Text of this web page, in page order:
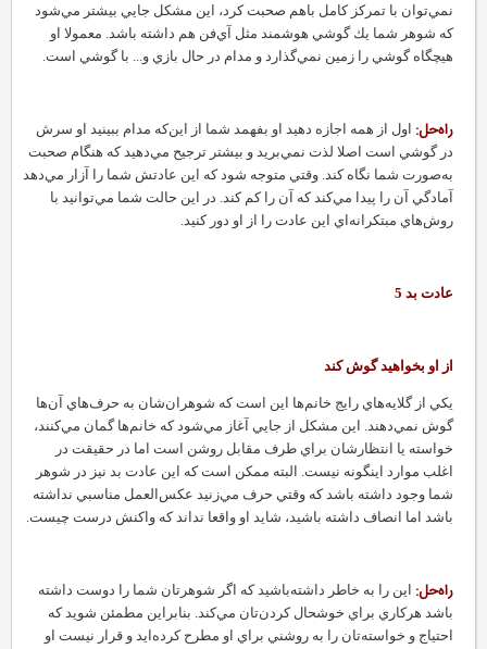
نمي‌توان با تمركز كامل باهم صحبت كرد، اين مشكل جايي بيشتر مي‌شود
كه شوهر شما يك گوشي هوشمند مثل آي‌فن هم داشته باشد. معمولا او
هيچگاه گوشي را زمين نمي‌گذارد و مدام در حال بازي و...‌ با گوشي است.
راه‌حل:اول از همه اجازه دهيد او بفهمد شما از اين‌كه مدام ببينيد او سرش
در گوشي است اصلا لذت نمي‌بريد و بيشتر ترجيح مي‌دهيد كه هنگام صحبت
به‌صورت شما نگاه كند.‌ وقتي متوجه شود كه اين عادتش شما را آزار مي‌دهد
آمادگي آن را پيدا مي‌كند كه آن را كم كند. در اين حالت شما مي‌توانيد‌ با
روش‌هاي مبتكرانه‌اي اين عادت را از او دور كنيد.‌
عادت بد 5
از او بخواهيد گوش كند
يكي از گلايه‌هاي رايج خانم‌ها اين است كه شوهران‌شان به حرف‌هاي آن‌ها
گوش نمي‌دهند. اين مشكل از جايي آغاز مي‌شود كه خانم‌ها گمان مي‌كنند،
خواسته يا انتظارشان براي طرف مقابل روشن است اما در حقيقت در
اغلب موارد اينگونه نيست.‌ البته ممكن است كه اين عادت بد نيز در شوهر
شما وجود داشته باشد كه وقتي حرف مي‌زنيد عكس‌العمل مناسبي نداشته
باشد اما انصاف داشته باشيد، شايد او واقعا نداند كه واكنش درست چيست.
راه‌حل:اين را به خاطر داشته‌باشيد كه اگر شوهرتان شما را دوست داشته
باشد هركاري براي خوشحال كردن‌تان مي‌كند. بنابراين مطمئن شويد كه
احتياج و خواسته‌تان را به روشني براي او مطرح كرده‌ايد و قرار نيست او